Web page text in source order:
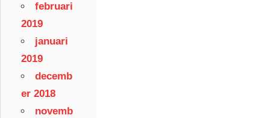
februari
2019
januari
2019
decemb
er 2018
novemb